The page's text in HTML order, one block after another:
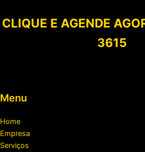
CLIQUE E AGENDE
3615
Menu
Home
Empresa
Serviços